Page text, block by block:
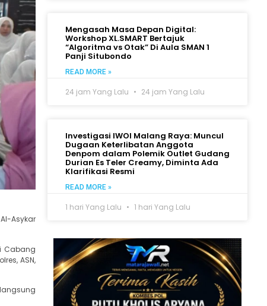
Asykar
Cabang
ASN,
Mengasah Masa Depan Digital:
Workshop XL.SMART Bertajuk
“Algoritma vs Otak” Di Aula SMAN 1
Panji Situbondo
READ MORE »
24 jam Yang Lalu 24 jam Yang Lalu
Investigasi IWOI Malang Raya: Muncul
Dugaan Keterlibatan Anggota
Denpom dalam Polemik Outlet Gudang
Durian Es Teler Creamy, Diminta Ada
Klarifikasi Resmi
READ MORE »
1 hari Yang Lalu 1 hari Yang Lalu